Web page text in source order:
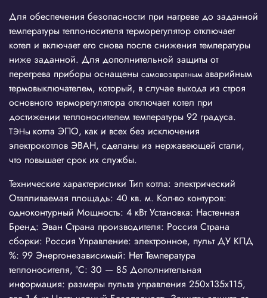
Для обеспечения безопасности при нагреве до заданной
температуры теплоносителя терморегулятор отключает
котел и включает его снова после снижения температуры
ниже заданной. Для дополнительной защиты от
перегрева приборы оснащены самовозвратным аварийным
термовыключателем, который, в случае выхода из строя
основного терморегулятора отключает котел при
достижении теплоносителем температуры 92 градуса.
ТЭНы котла ЭПО, как и всех без исключения
электрокотлов ЭВАН, сделаны из нержавеющей стали,
что повышает срок их службы.
Технические характеристики Тип котла: электрический
Отапливаемая площадь: 40 кв. м. Кол-во контуров:
одноконтурный Мощность: 4 кВт Установка: Настенная
Бренд: Эван Страна производителя: Россия Страна
сборки: Россия Управление: электронное, пульт ДУ КПД
%: 99 Энергонезависимый: Нет Температура
теплоносителя, °С: 30 — 85 Дополнительная
информация: размеры пульта управления 250х135х115,